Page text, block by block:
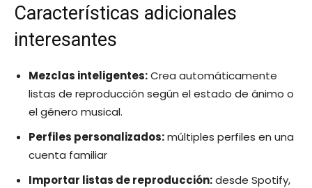
Características adicionales
interesantes
Mezclas inteligentes:Crea automáticamente
listas de reproducción según el estado de ánimo o
el género musical.
Perfiles personalizados:múltiples perfiles en una
cuenta familiar
Importar listas de reproducción:desde Spotify,